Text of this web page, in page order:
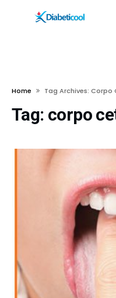
Home Tag Archives: Corpo
Tag: corpo